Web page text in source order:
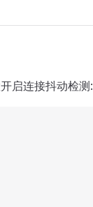
启连接抖动检测: